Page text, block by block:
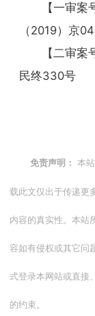
【一审
（2019）京
【二审
民终330号
免责声明： 本
载此文仅出于传递更
内容的真实性。本站
容如有侵权或其它问
式登录本网站或直接
的约束。